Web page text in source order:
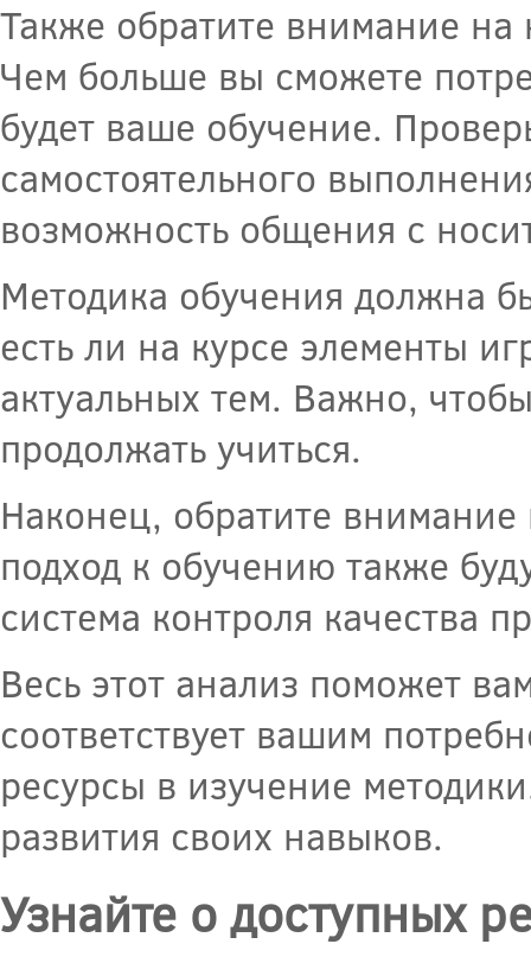
Также обратите внимание на
Чем больше вы сможете
будет ваше обучение.
самостоятельного
возможность общения с
Методика обучения должна
есть ли на курсе элементы
актуальных тем. Важно,
продолжать учиться.
Наконец, обратите
подход к обучению также
система контроля качества
Весь этот анализ поможет
соответствует вашим
ресурсы в изучение
развития своих навыков.
Узнайте о доступных